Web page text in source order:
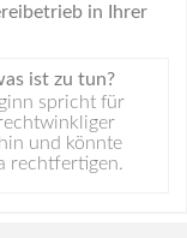
in Ihrer
spricht für
und könnte
rechtfertigen.